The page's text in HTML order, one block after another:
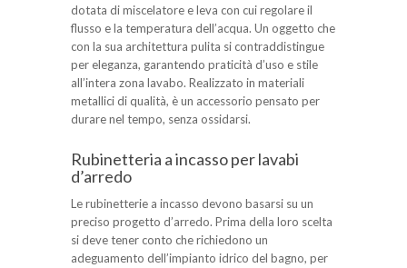
dotata di miscelatore e leva con cui regolare il
flusso e la temperatura dell’acqua. Un oggetto che
con la sua architettura pulita si contraddistingue
per eleganza, garantendo praticità d’uso e stile
all’intera zona lavabo. Realizzato in materiali
metallici di qualità, è un accessorio pensato per
durare nel tempo, senza ossidarsi.
Rubinetteria a incasso per lavabi
d’arredo
Le rubinetterie a incasso devono basarsi su un
preciso progetto d’arredo. Prima della loro scelta
si deve tener conto che richiedono un
adeguamento dell’impianto idrico del bagno, per